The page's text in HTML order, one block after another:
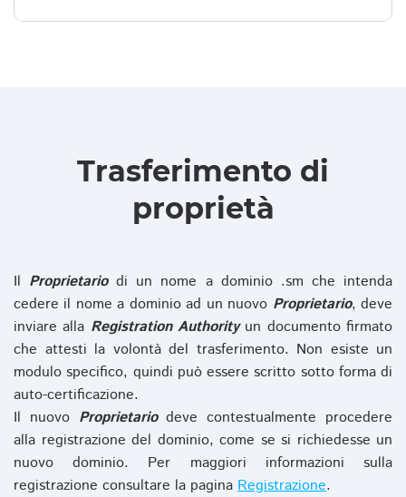
Trasferimento di
proprietà
Il Proprietariodi un nome a dominio .sm che intenda
cedere il nome a dominio ad un nuovo Proprietario, deve
inviare alla Registration Authorityun documento firmato
che attesti la volontà del trasferimento. Non esiste un
modulo specifico, quindi può essere scritto sotto forma di
auto-certificazione.
Il nuovo Proprietariodeve contestualmente procedere
alla registrazione del dominio, come se si richiedesse un
nuovo dominio. Per maggiori informazioni sulla
registrazione consultare la pagina Registrazione.